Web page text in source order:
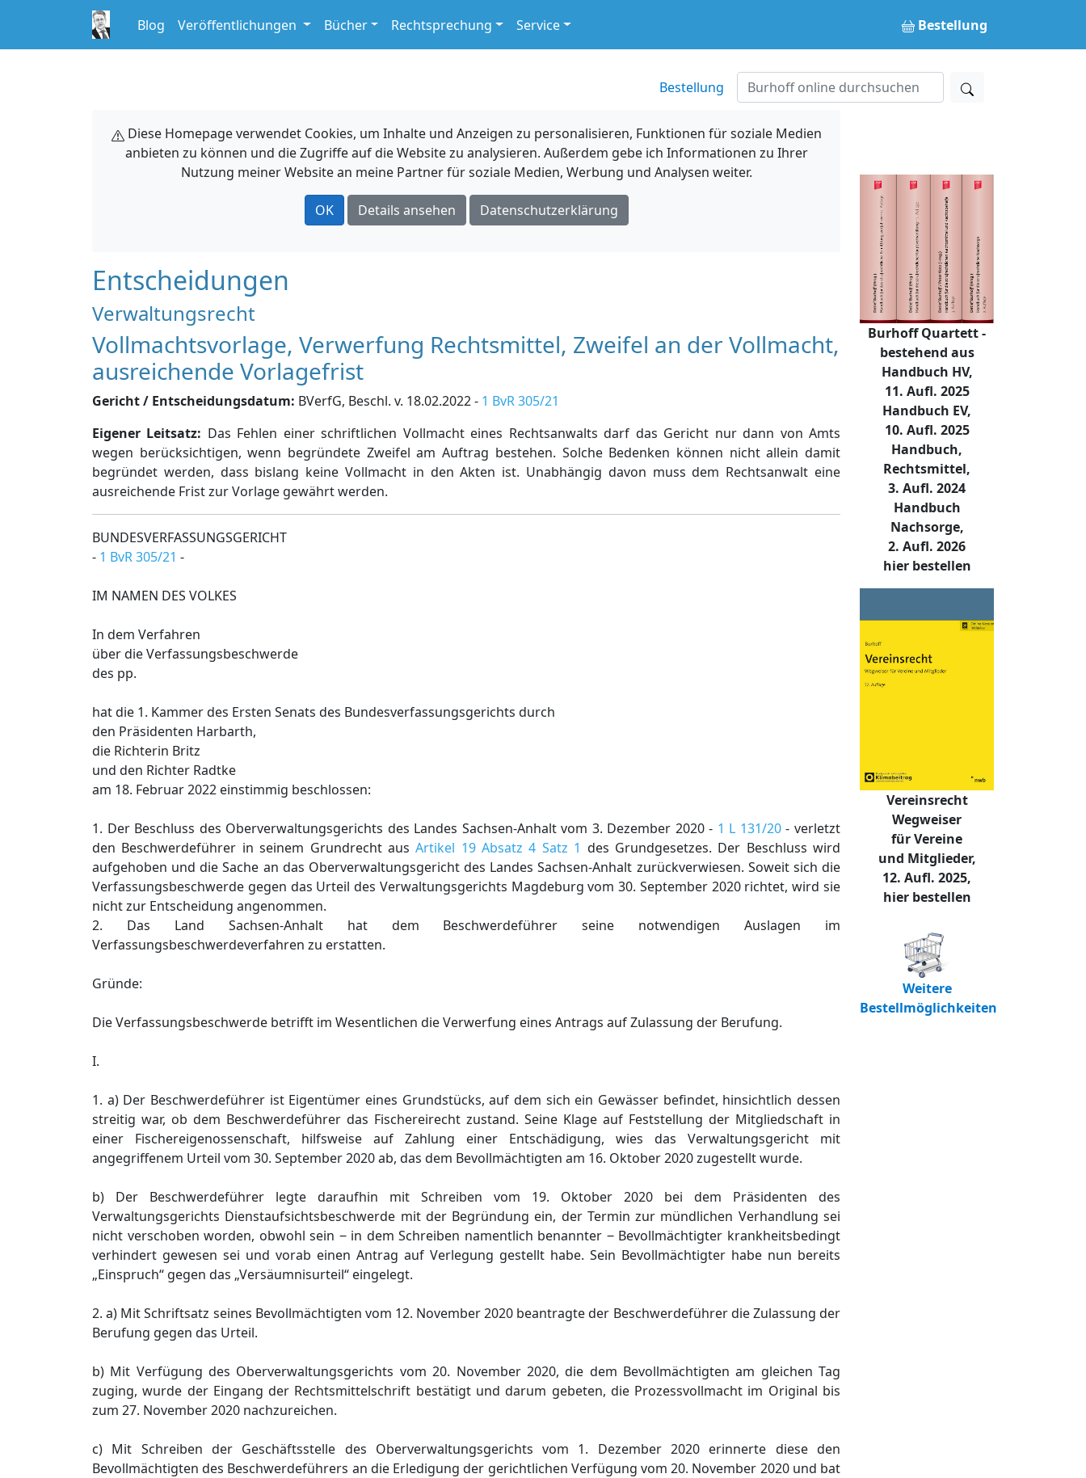
Blog Veröffentlichungen Bücher Rechtsprechung Service Bestellung
Bestellung
Diese Homepage verwendet Cookies, um Inhalte und Anzeigen zu personalisieren, Funktionen für soziale Medien
anbieten zu können und die Zugriffe auf die Website zu analysieren. Außerdem gebe ich Informationen zu Ihrer
Nutzung meiner Website an meine Partner für soziale Medien, Werbung und Analysen weiter.
OK Details ansehen Datenschutzerklärung
Entscheidungen
Verwaltungsrecht
Vollmachtsvorlage, Verwerfung Rechtsmittel, Zweifel an der Vollmacht,
ausreichende Vorlagefrist
Gericht / Entscheidungsdatum: BVerfG, Beschl. v. 18.02.2022 - 1 BvR 305/21
Eigener Leitsatz: Das Fehlen einer schriftlichen Vollmacht eines Rechtsanwalts darf das Gericht nur dann von Amts
wegen berücksichtigen, wenn begründete Zweifel am Auftrag bestehen. Solche Bedenken können nicht allein damit
begründet werden, dass bislang keine Vollmacht in den Akten ist. Unabhängig davon muss dem Rechtsanwalt eine
ausreichende Frist zur Vorlage gewährt werden.
BUNDESVERFASSUNGSGERICHT
- 1 BvR 305/21 -
IM NAMEN DES VOLKES
In dem Verfahren
über die Verfassungsbeschwerde
des pp.
hat die 1. Kammer des Ersten Senats des Bundesverfassungsgerichts durch
den Präsidenten Harbarth,
die Richterin Britz
und den Richter Radtke
am 18. Februar 2022 einstimmig beschlossen:
1. Der Beschluss des Oberverwaltungsgerichts des Landes Sachsen-Anhalt vom 3. Dezember 2020 - 1 L 131/20- verletzt
den Beschwerdeführer in seinem Grundrecht ausArtikel 19 Absatz 4 Satz 1 des Grundgesetzes. Der Beschluss wird
aufgehoben und die Sache an das Oberverwaltungsgericht des Landes Sachsen-Anhalt zurückverwiesen. Soweit sich die
Verfassungsbeschwerde gegen das Urteil des Verwaltungsgerichts Magdeburg vom 30. September 2020 richtet, wird sie
nicht zur Entscheidung angenommen.
2. Das Land Sachsen-Anhalt hat dem Beschwerdeführer seine notwendigen Auslagen im
Verfassungsbeschwerdeverfahren zu erstatten.
Gründe:
Die Verfassungsbeschwerde betrifft im Wesentlichen die Verwerfung eines Antrags auf Zulassung der Berufung.
I.
1. a) Der Beschwerdeführer ist Eigentümer eines Grundstücks, auf dem sich ein Gewässer befindet, hinsichtlich dessen
streitig war, ob dem Beschwerdeführer das Fischereirecht zustand. Seine Klage auf Feststellung der Mitgliedschaft in
einer Fischereigenossenschaft, hilfsweise auf Zahlung einer Entschädigung, wies das Verwaltungsgericht mit
angegriffenem Urteil vom 30. September 2020 ab, das dem Bevollmächtigten am 16. Oktober 2020 zugestellt wurde.
b) Der Beschwerdeführer legte daraufhin mit Schreiben vom 19. Oktober 2020 bei dem Präsidenten des
Verwaltungsgerichts Dienstaufsichtsbeschwerde mit der Begründung ein, der Termin zur mündlichen Verhandlung sei
nicht verschoben worden, obwohl sein ‒ in dem Schreiben namentlich benannter ‒ Bevollmächtigter krankheitsbedingt
verhindert gewesen sei und vorab einen Antrag auf Verlegung gestellt habe. Sein Bevollmächtigter habe nun bereits
„Einspruch“ gegen das „Versäumnisurteil“ eingelegt.
2. a) Mit Schriftsatz seines Bevollmächtigten vom 12. November 2020 beantragte der Beschwerdeführer die Zulassung der
Berufung gegen das Urteil.
b) Mit Verfügung des Oberverwaltungsgerichts vom 20. November 2020, die dem Bevollmächtigten am gleichen Tag
zuging, wurde der Eingang der Rechtsmittelschrift bestätigt und darum gebeten, die Prozessvollmacht im Original bis
zum 27. November 2020 nachzureichen.
c) Mit Schreiben der Geschäftsstelle des Oberverwaltungsgerichts vom 1. Dezember 2020 erinnerte diese den
Bevollmächtigten des Beschwerdeführers an die Erledigung der gerichtlichen Verfügung vom 20. November 2020 und bat
Burhoff Quartett -
bestehend aus
Handbuch HV,
11. Aufl. 2025
Handbuch EV,
10. Aufl. 2025
Handbuch,
Rechtsmittel,
3. Aufl. 2024
Handbuch
Nachsorge,
2. Aufl. 2026
hier bestellen
Vereinsrecht
Wegweiser
für Vereine
und Mitglieder,
12. Aufl. 2025,
hier bestellen
Weitere
Bestellmöglichkeiten